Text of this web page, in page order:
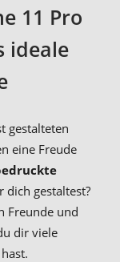
11 Pro
ideale
gestalteten
eine Freude
dich gestaltest?
Freunde und
dir viele